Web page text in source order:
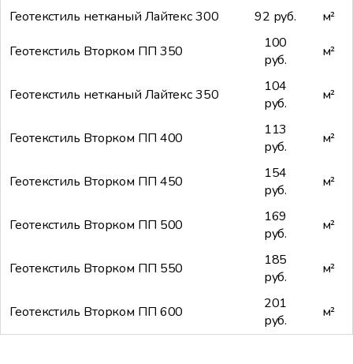
Геотекстиль нетканый Лайтекс 300
92 руб.
м²
Геотекстиль Вторком ПП 350
100
руб.
м²
Геотекстиль нетканый Лайтекс 350
104
руб.
м²
Геотекстиль Вторком ПП 400
113
руб.
м²
Геотекстиль Вторком ПП 450
154
руб.
м²
Геотекстиль Вторком ПП 500
169
руб.
м²
Геотекстиль Вторком ПП 550
185
руб.
м²
Геотекстиль Вторком ПП 600
201
руб.
м²